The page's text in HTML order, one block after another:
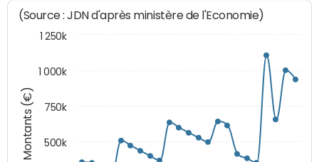
Montants (€)
(Source : JDN d'après ministère de l'Economie)
500k
750k
1 000k
1 250k